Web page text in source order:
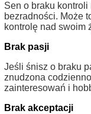
Sen o braku
bezradności. Może
kontrolę nad swoim
Brak pasji
Jeśli śnisz o braku
znudzona
zainteresowań i
Brak akceptacji